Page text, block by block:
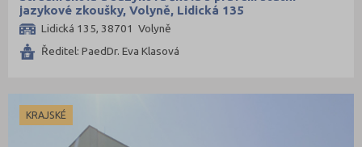
Uherské Hradiště (10)
Ústí nad Labem (7)
Vyškov (4)
jazykové zkoušky, Volyně, Lidická 135
Lidická 135, 38701 Volyně
Ředitel: PaedDr. Eva Klasová
KRAJSKÉ